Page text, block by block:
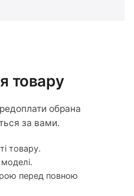
товару
обрана
за вами.
товару.
моделі.
перед повною